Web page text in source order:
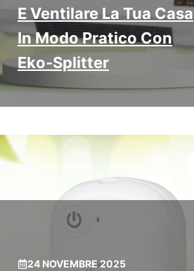
E Ventilare La Tua Casa
In Modo Pratico Con
Eko‑Splitter
24 NOVEMBRE 2025